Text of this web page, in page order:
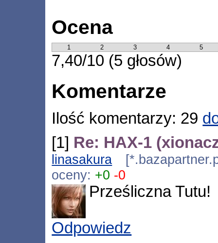
Ocena
1 2 3 4 5
7,40/10 (5 głosów)
Komentarze
Ilość komentarzy: 29
[1] Re: HAX-1
linasakura
oceny: +0 -0
Prześliczna Tutu!
Odpowiedz